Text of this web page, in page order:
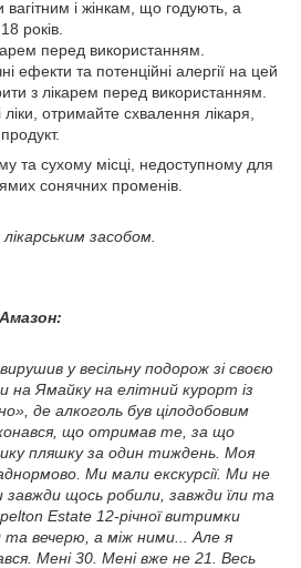
і жінкам, що годують, а
років.
перед використанням.
ефекти та потенційні алергії на цей
з лікарем перед використанням.
отримайте схвалення лікаря,
та сухому місці, недоступному для
сонячних променів.
засобом.
у весільну подорож зі своєю
Ямайку на елітний курорт із
де алкоголь був цілодобовим
що отримав те, за що
пляшку за один тиждень. Моя
Ми мали екскурсії. Ми не
завжди щось робили, завжди їли та
Estate 12-річної витримки
та вечерю, а між ними... Але я
Мені 30. Мені вже не 21. Весь